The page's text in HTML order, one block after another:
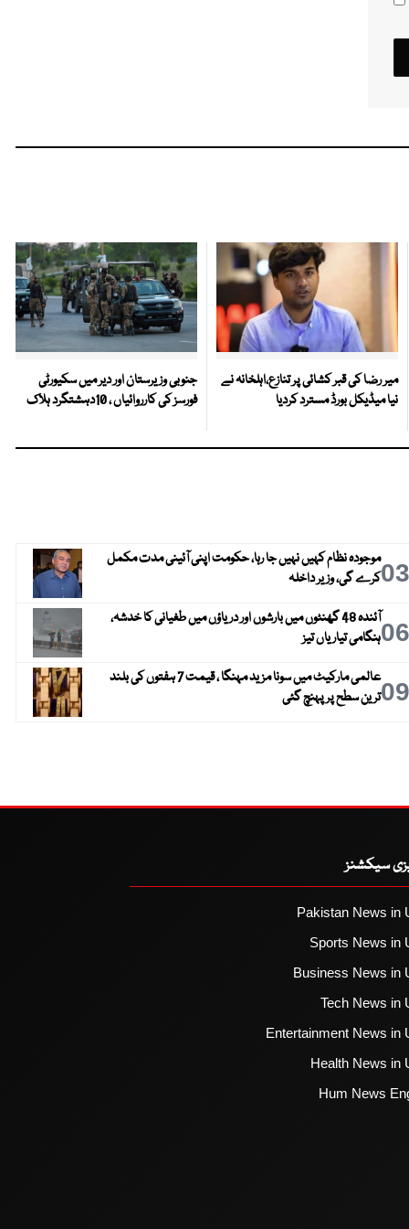
میر رضا کی قبر کشائی پر تنازع،اہلخانہ نے
نیا میڈیکل بورڈ مسترد کردیا
جنوبی وزیرستان اور دیر میں سکیورٹی
فورسز کی کارروائیاں ، 10دہشتگرد ہلاک
03موجودہ نظام کہیں نہیں جا رہا، حکومت اپنی آئینی مدت مکمل
کرے گی، وزیر داخلہ
06
آئندہ 48 گھنٹوں میں بارشوں اور دریاؤں میں طغیانی کا خدشہ،
ہنگامی تیاریاں تیز
09
عالمی مارکیٹ میں سونا مزید مہنگا ، قیمت 7 ہفتوں کی بلند
ترین سطح پر پہنچ گئی
سیکشنز
Pakistan News in
Sports News in
Business News in
Tech News in
Entertainment News in
Health News in
Hum News